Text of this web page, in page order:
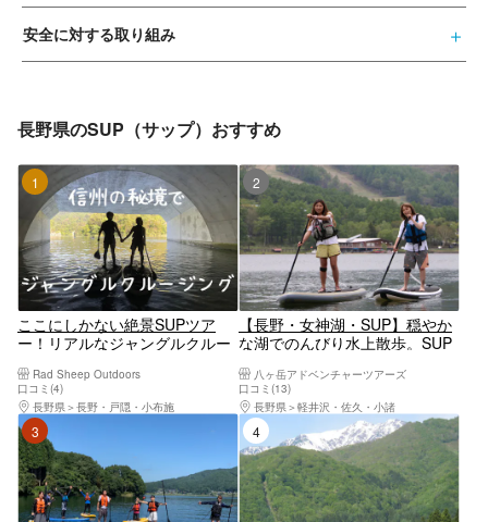
安全に対する取り組み
長野県のSUP（サップ）おすすめ
1位
ここにしかない絶景SUPツア
ー！リアルなジャングルクルー
Rad Sheep Outdoors
口コミ(4)
長野県
長野・戸隠・小布施
2位
【長野・女神湖・SUP】穏やか
な湖でのんびり水上散歩。SUP
八ヶ岳アドベンチャーツアーズ
口コミ(13)
長野県
軽井沢・佐久・小諸
4位